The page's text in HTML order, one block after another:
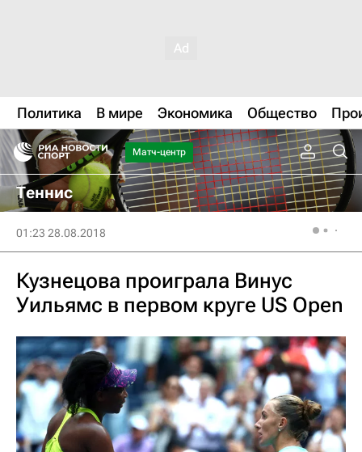
Политика В мире Экономика Общество
Матч-центр
Теннис
01:23 28.08.2018
Кузнецова проиграла Винус
Уильямс в первом круге US Open